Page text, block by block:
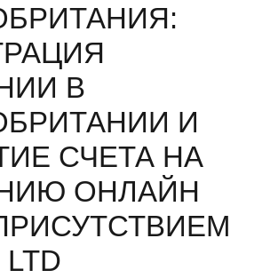
В
И
СЧЕТА НА
ОНЛАЙН